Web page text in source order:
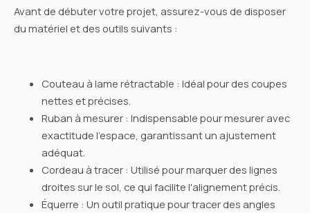
Avant de débuter votre projet, assurez-vous de disposer
du matériel et des outils suivants :
Couteau à lame rétractable : Idéal pour des coupes
nettes et précises.
Ruban à mesurer : Indispensable pour mesurer avec
exactitude l'espace, garantissant un ajustement
adéquat.
Cordeau à tracer : Utilisé pour marquer des lignes
droites sur le sol, ce qui facilite l'alignement précis.
Équerre : Un outil pratique pour tracer des angles